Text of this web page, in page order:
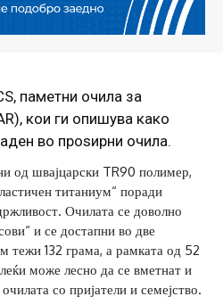
паметни очила за
кои ги опишува како
во проѕирни очила.
од швајцарски TR90 полимер,
титаниум“ поради
Очилата се доволно
и се достапни во две
тежи 132 грама, а рамката од 52
може лесно да се вметнат и
со пријатели и семејство.